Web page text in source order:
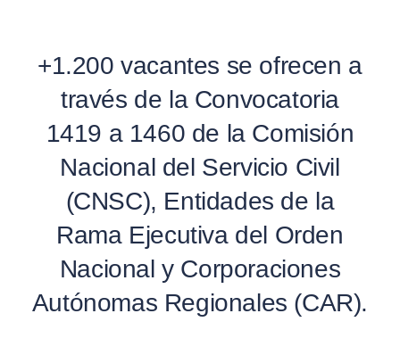
+1.200 vacantes se ofrecen a
través de la Convocatoria
1419 a 1460 de la Comisión
Nacional del Servicio Civil
(CNSC), Entidades de la
Rama Ejecutiva del Orden
Nacional y Corporaciones
Autónomas Regionales (CAR).